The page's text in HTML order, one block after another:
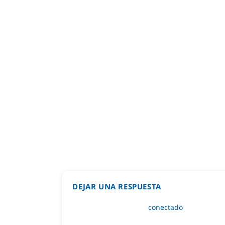
DEJAR UNA RESPUESTA
Lo siento, debes estarconectado